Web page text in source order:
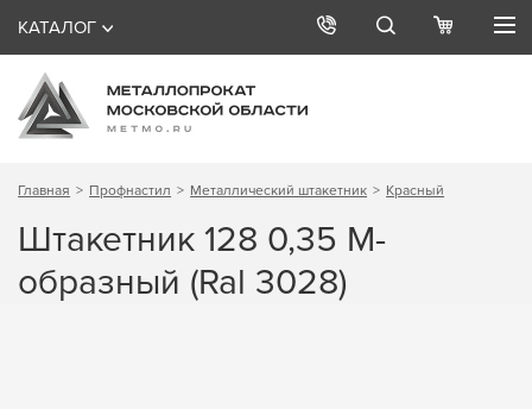
КАТАЛОГ
Главная Профнастил Металлический штакетник Красный
Штакетник 128 0,35 М-
образный (Ral 3028)